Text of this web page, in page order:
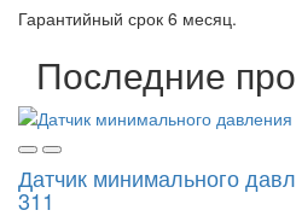
Гарантийный срок 6 месяц.
Последние
Датчик минимального
311